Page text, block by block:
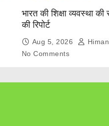
भारत की शिक्षा व्यवस्था
की रिपोर्ट
Aug 5, 2026
No Comments